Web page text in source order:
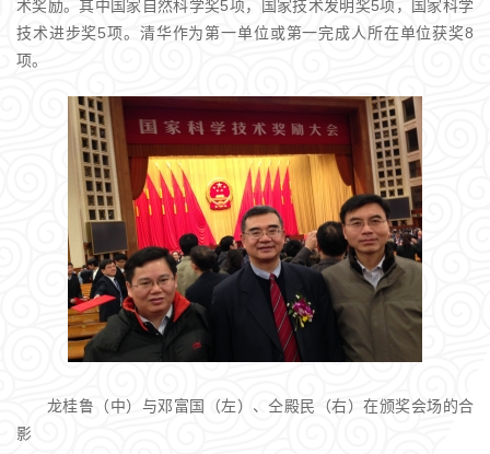
术奖励。其中国家自然科学奖5项，国家技术发明奖5项，国家科学
技术进步奖5项。清华作为第一单位或第一完成人所在单位获奖8
项。
龙桂鲁（中）与邓富国（左）、仝殿民（右）在颁奖会场的合
影